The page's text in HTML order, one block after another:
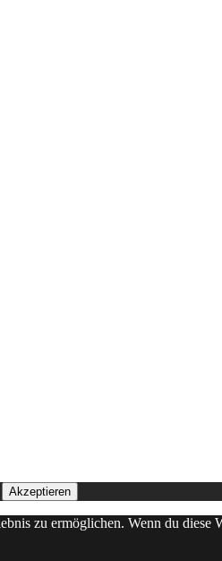
Akzeptieren
zu ermöglichen. Wenn du